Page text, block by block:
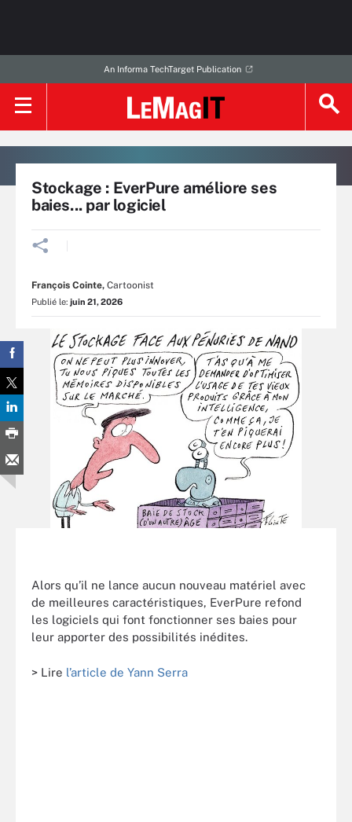
An Informa TechTarget Publication
Stockage : EverPure améliore ses
baies... par logiciel
François Cointe, Cartoonist
Publié le: juin 21, 2026
Alors qu’il ne lance aucun nouveau matériel avec
de meilleures caractéristiques, EverPure refond
les logiciels qui font fonctionner ses baies pour
leur apporter des possibilités inédites.
> Lire l’article de Yann Serra